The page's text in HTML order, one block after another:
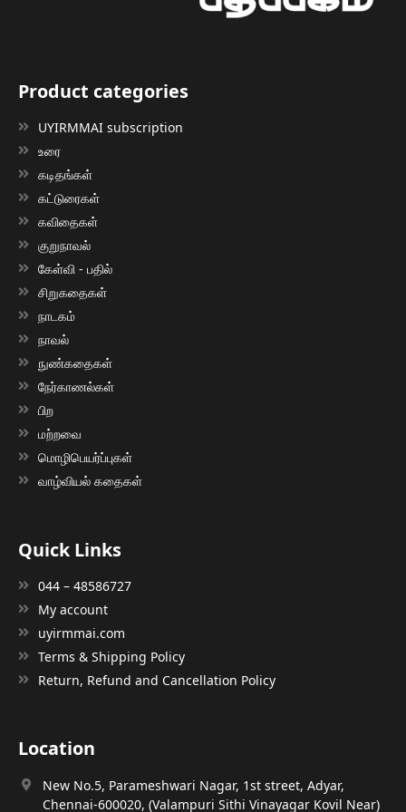
Product categories
UYIRMMAI subscription
உரை
கடிதங்கள்
கட்டுரைகள்
கவிதைகள்
குறுநாவல்
கேள்வி - பதில்
சிறுகதைகள்
நாடகம்
நாவல்
நுண்கதைகள்
நேர்காணல்கள்
பிற
மற்றவை
மொழிபெயர்ப்புகள்
வாழ்வியல் கதைகள்
Quick Links
044 – 48586727
My account
uyirmmai.com
Terms & Shipping Policy
Return, Refund and Cancellation Policy
Location
New No.5, Parameshwari Nagar, 1st street, Adyar,
Chennai-600020, (Valampuri Sithi Vinayagar Kovil Near)